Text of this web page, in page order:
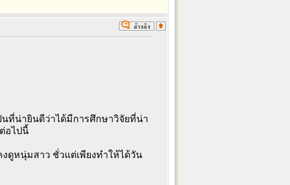
ที่น่ายินดีว่าได้มีการศึกษาวิจัยที่น่า
อไปนี้
ดูหนุ่มสาว ชั่วแต่เพียงทำให้ได้วัน